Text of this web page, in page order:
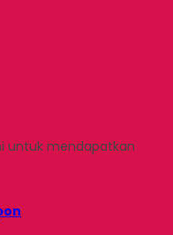
untuk mendapatkan